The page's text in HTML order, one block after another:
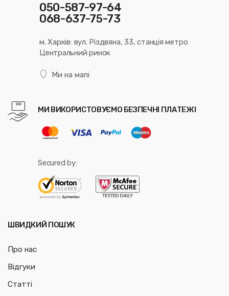
050-587-97-64
068-637-75-73
м. Харків: вул. Різдвяна, 33, станція метро
Центральний ринок
Ми на мапі
МИ ВИКОРИСТОВУЄМО БЕЗПЕЧНІ ПЛАТЕЖІ
Secured by:
ШВИДКИЙ ПОШУК
Про нас
Відгуки
Статті